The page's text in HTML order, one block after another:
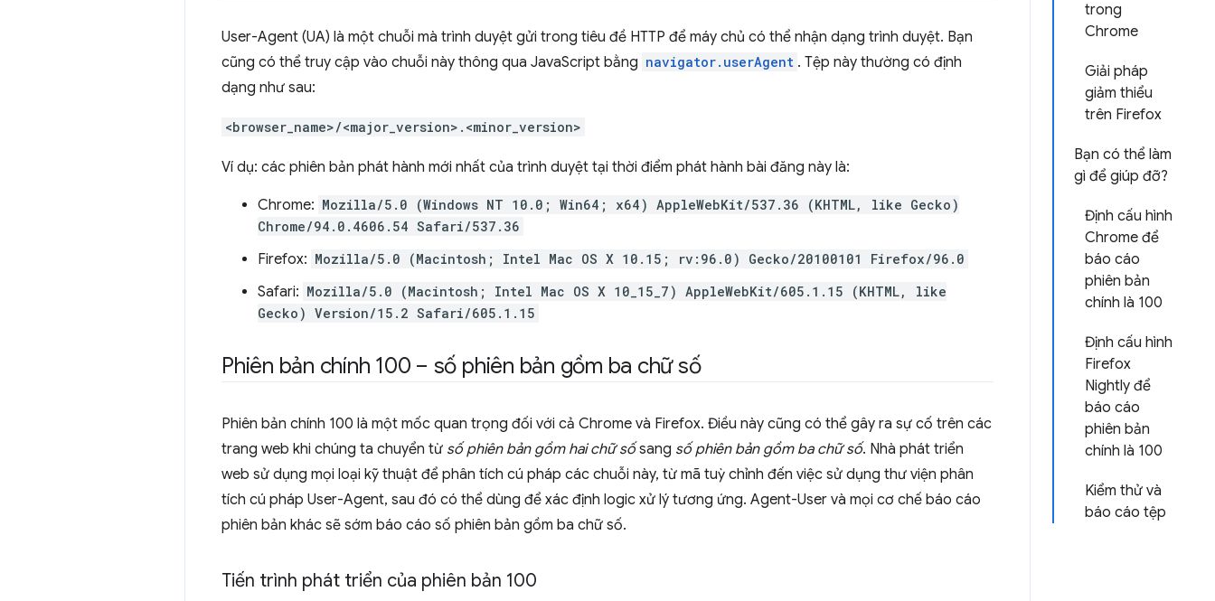
trong
Chrome
Giải pháp
giảm thiểu
trên Firefox
Bạn có thể làm
gì để giúp đỡ?
Định cấu hình
Chrome để
báo cáo
phiên bản
chính là 100
Định cấu hình
Firefox
Nightly để
báo cáo
phiên bản
chính là 100
Kiểm thử và
báo cáo tệp
User-Agent (UA) là một chuỗi mà trình duyệt gửi trong tiêu đề HTTP để máy chủ có thể nhận dạng trình duyệt. Bạn
cũng có thể truy cập vào chuỗi này thông qua JavaScript bằng navigator.userAgent . Tệp này thường có định
dạng như sau:
<browser_name>/<major_version>.<minor_version>
Ví dụ: các phiên bản phát hành mới nhất của trình duyệt tại thời điểm phát hành bài đăng này là:
Chrome: Mozilla/5.0 (Windows NT 10.0; Win64; x64) AppleWebKit/537.36 (KHTML, like Gecko)
Chrome/94.0.4606.54 Safari/537.36
Firefox: Mozilla/5.0 (Macintosh; Intel Mac OS X 10.15; rv:96.0) Gecko/20100101 Firefox/96.0
Safari: Mozilla/5.0 (Macintosh; Intel Mac OS X 10_15_7) AppleWebKit/605.1.15 (KHTML, like
Gecko) Version/15.2 Safari/605.1.15
Phiên bản chính 100 – số phiên bản gồm ba chữ số
Phiên bản chính 100 là một mốc quan trọng đối với cả Chrome và Firefox. Điều này cũng có thể gây ra sự cố trên các
trang web khi chúng ta chuyển từ số phiên bản gồm hai chữ số sang số phiên bản gồm ba chữ số. Nhà phát triển
web sử dụng mọi loại kỹ thuật để phân tích cú pháp các chuỗi này, từ mã tuỳ chỉnh đến việc sử dụng thư viện phân
tích cú pháp User-Agent, sau đó có thể dùng để xác định logic xử lý tương ứng. Agent-User và mọi cơ chế báo cáo
phiên bản khác sẽ sớm báo cáo số phiên bản gồm ba chữ số.
Tiến trình phát triển của phiên bản 100